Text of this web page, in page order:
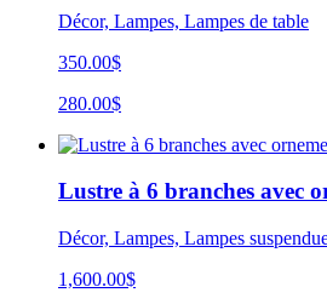
Décor, Lampes, Lampes de table
350.00$
280.00$
Lustre à 6 branches avec
Décor, Lampes, Lampes
1,600.00$